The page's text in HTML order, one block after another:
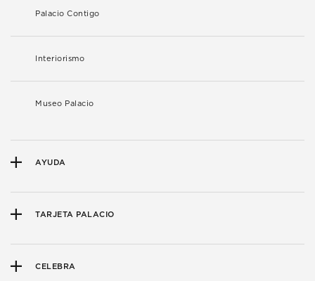
Palacio Contigo
Interiorismo
Museo Palacio
AYUDA
TARJETA PALACIO
CELEBRA